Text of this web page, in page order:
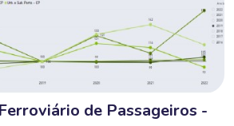
de Passageiros -